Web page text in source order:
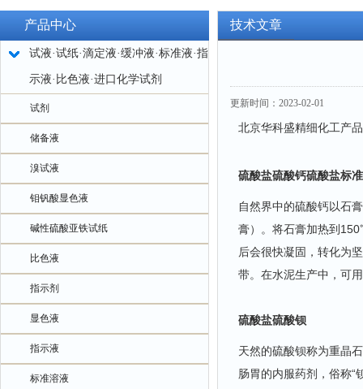
产品中心
试液·试纸·滴定液·缓冲液·标准液·指
示液·比色液·进口化学试剂
试剂
储备液
溴试液
钼钒酸显色液
碱性硫酸亚铁试纸
比色液
指示剂
显色液
指示液
标准溶液
技术文章
更新时间：2023-02-01
北京华科盛精细化工产
硫酸盐硫酸钙硫酸盐标准
自然界中的硫酸钙以石
膏）。将石膏加热到
后会很快凝固，转化为
带。在水泥生产中，可
硫酸盐硫酸钡
天然的硫酸钡称为重晶
肠胃的内服药剂，俗称